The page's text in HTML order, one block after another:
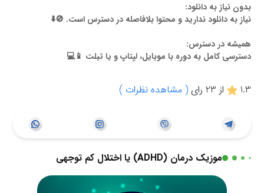
موزیک درمان (ADHD) یا اختلال کم توجهی
بدون نیاز به دانلود:
نیاز به دانلود ندارید و محتوا بلافاصله در دسترس است. 🚫⬇️
همیشه در دسترس:
دسترسی کامل به دوره با موبایل، لپتاپ و یا تبلت 📱💻
1.3 از 23 رای( مشاهده نظرات )